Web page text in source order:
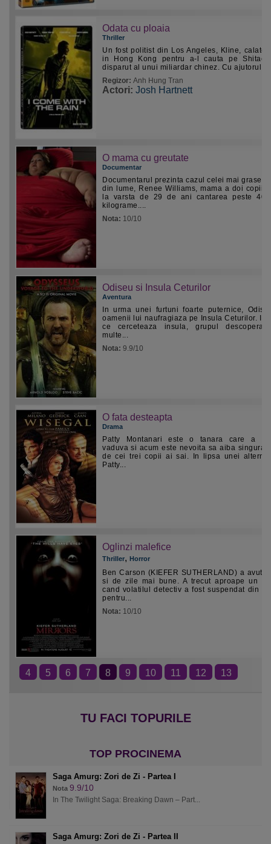
Odata cu ploaia
Thriller
Un fost politist din Los Angeles, Kline,
in Hong Kong pentru a-l cauta pe Shitao,
disparut al unui miliardar chinez. Cu ajutorul
Regizor: Anh Hung Tran
Actori: Josh Hartnett
O mama cu greutate
Documentar
Documentarul prezinta cazul celei mai grase
din lume, Renee Williams, mama a doi copii
la varsta de 29 de ani cantarea peste
kilograme....
Nota: 10/10
Odiseu si Insula Ceturilor
Aventura
In urma unei furtuni foarte puternice,
oamenii lui naufragiaza pe Insula Ceturilor. In
ce cerceteaza insula, grupul descopera
multe...
Nota: 9.9/10
O fata desteapta
Drama
Patty Montanari este o tanara care a
vaduva si acum este nevoita sa aiba singura
de cei trei copii ai sai. In lipsa unei
Patty...
Oglinzi malefice
Thriller, Horror
Ben Carson (KIEFER SUTHERLAND) a avut
si de zile mai bune. A trecut aproape un
cand volatilul detectiv a fost suspendat din
pentru...
Nota: 10/10
4 5 6 7 8 9 10 11 12 13
Saga Amurg: Zori de Zi - Partea I
Nota 9.9/10
In The Twilight Saga: Breaking Dawn – Part...
Saga Amurg: Zori de Zi - Partea II